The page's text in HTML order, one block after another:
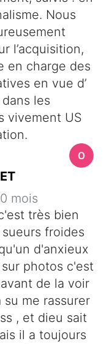
Nous
l’acquisition,
en charge des
en vue d’
les
vivement US
mois
très bien
froides
d'anxieux
photos c'est
de la voir
me rassurer
, et dieu sait
il a toujours